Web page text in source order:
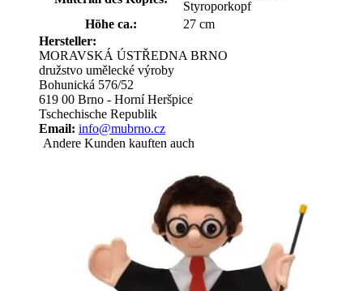
Styroporkopf
Höhe ca.:
27 cm
Hersteller:
MORAVSKÁ ÚSTŘEDNA BRNO
družstvo umělecké výroby
Bohunická 576/52
619 00 Brno - Horní Heršpice
Tschechische Republik
Email: info@mubrno.cz
Andere Kunden kauften auch